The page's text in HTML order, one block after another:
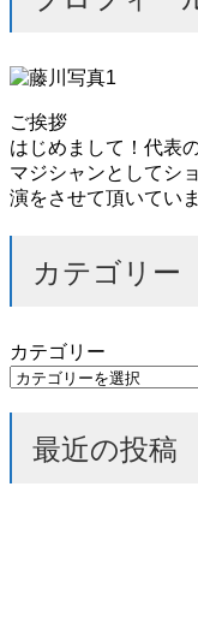
ご挨拶
はじめまして！代表
マジシャンとしてシ
演をさせて頂いていま
カテゴリー
カテゴリー
最近の投稿